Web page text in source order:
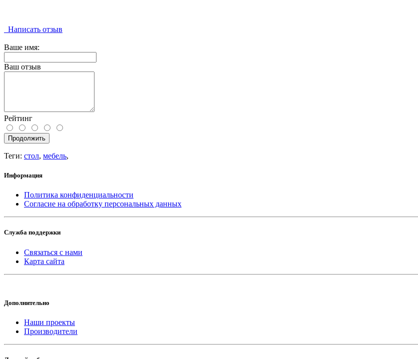
Написать отзыв
Ваше имя:
Ваш отзыв
Рейтинг
Продолжить
Теги: стол, мебель,
Информация
Политика конфиденциальности
Согласие на обработку персональных данных
Служба поддержки
Связаться с нами
Карта сайта
Дополнительно
Наши проекты
Производители